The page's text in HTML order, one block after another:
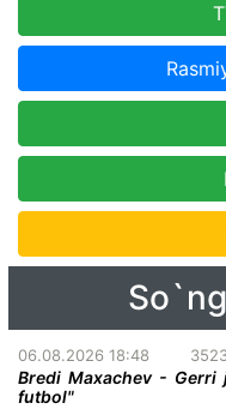
06.08.2026 18:48
Bredi Maxachev -
futbol"